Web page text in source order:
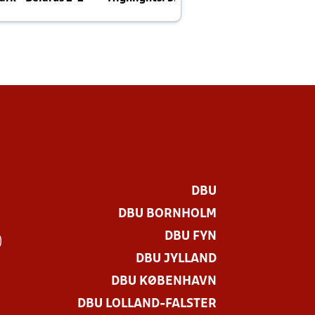
DBU
DBU BORNHOLM
DBU FYN
DBU JYLLAND
DBU KØBENHAVN
DBU LOLLAND-FALSTER